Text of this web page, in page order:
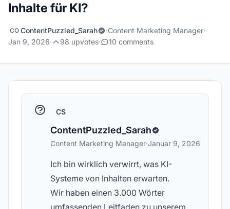
Inhalte für KI?
CO ContentPuzzled_Sarah ·Content Marketing Manager·
Jan 9, 2026· 98 upvotes· 10 comments
CS
ContentPuzzled_Sarah
Content Marketing Manager·Januar 9, 2026
Ich bin wirklich verwirrt, was KI-
Systeme von Inhalten erwarten.
Wir haben einen 3.000 Wörter
umfassenden Leitfaden zu unserem